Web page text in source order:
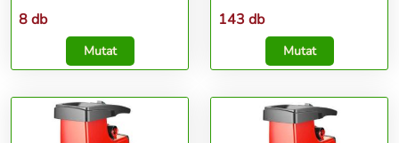
8 db
Mutat
143 db
Mutat